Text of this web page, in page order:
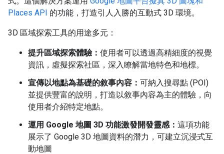
Places API 的功能，打造引人入勝的互動式 3D 環境。
3D 區域探索工具的用途多元：
提升區域探索體驗： 使用者可以透過高精細度的視覺
資訊，虛擬探索社區，深入瞭解當地特色和地標。
宣傳以地點為基礎的敘事內容： 可納入搜尋點 (POI)
並提供豐富的說明，打造以敘事內容為主的體驗，向
使用者介紹特定地點。
運用 Google 地圖 3D 功能激發開發靈感： 這項功能
展示了 Google 3D 地圖資料的潛力，可建立沉浸式互
動地圖